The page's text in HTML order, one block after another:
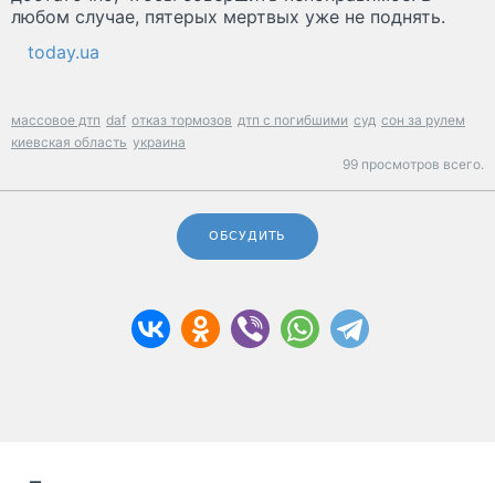
любом случае, пятерых мертвых уже не поднять.
today.ua
массовое дтп daf отказ тормозов дтп с погибшими суд сон за рулем
киевская область украина
99 просмотров всего.
ОБСУДИТЬ